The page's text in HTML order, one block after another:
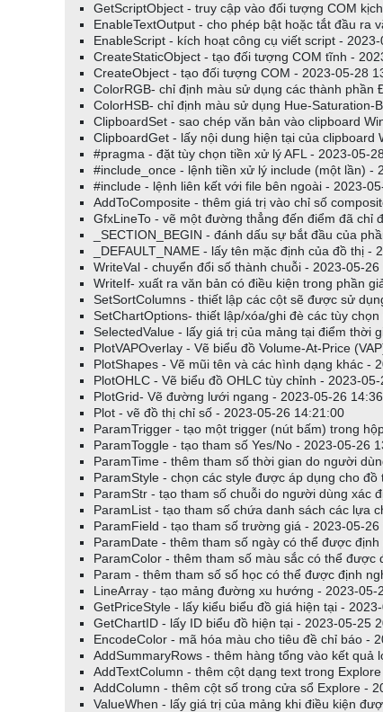
GetScriptObject - truy cập vào đối tượng COM
EnableTextOutput - cho phép bật hoặc tắt đầu ra
EnableScript - kích hoạt công cụ viết script -
CreateStaticObject - tạo đối tượng COM tĩnh -
CreateObject - tạo đối tượng COM - 2023-05-28
ColorRGB- chỉ định màu sử dụng các thành
ColorHSB- chỉ định màu sử dụng Hue-Saturation-
ClipboardSet - sao chép văn bản vào clipboard
ClipboardGet - lấy nội dung hiện tại của clipboard
#pragma - đặt tùy chọn tiền xử lý AFL - 2023-05-
#include_once - lệnh tiền xử lý include (một lần) -
#include - lệnh liên kết với file bên ngoài - 2023-
AddToComposite - thêm giá trị vào chỉ số
GfxLineTo - vẽ một đường thẳng đến điểm đã chỉ
_SECTION_BEGIN - đánh dấu sự bắt đầu của
_DEFAULT_NAME - lấy tên mặc định của đồ thị -
WriteVal - chuyển đổi số thành chuỗi - 2023-05-
WriteIf- xuất ra văn bản có điều kiện trong phần
SetSortColumns - thiết lập các cột sẽ được sử
SetChartOptions- thiết lập/xóa/ghi đè các tùy
SelectedValue - lấy giá trị của mảng tại điểm thời
PlotVAPOverlay - Vẽ biểu đồ Volume-At-Price
PlotShapes - Vẽ mũi tên và các hình dạng khác -
PlotOHLC - Vẽ biểu đồ OHLC tùy chỉnh - 2023-
PlotGrid- Vẽ đường lưới ngang - 2023-05-26
Plot - vẽ đồ thị chỉ số - 2023-05-26 14:21:00
ParamTrigger - tạo một trigger (nút bấm) trong
ParamToggle - tạo tham số Yes/No - 2023-05-26
ParamTime - thêm tham số thời gian do người
ParamStyle - chọn các style được áp dụng cho
ParamStr - tạo tham số chuỗi do người dùng xác
ParamList - tạo tham số chứa danh sách các lựa
ParamField - tạo tham số trường giá - 2023-05-26
ParamDate - thêm tham số ngày có thể được
ParamColor - thêm tham số màu sắc có thể
Param - thêm tham số số học có thể được định
LineArray - tạo mảng đường xu hướng - 2023-05-
GetPriceStyle - lấy kiểu biểu đồ giá hiện tại -
GetChartID - lấy ID biểu đồ hiện tại - 2023-05-25
EncodeColor - mã hóa màu cho tiêu đề chỉ báo -
AddSummaryRows - thêm hàng tổng vào kết quả
AddTextColumn - thêm cột dạng text trong
AddColumn - thêm cột số trong cửa sổ Explore -
ValueWhen - lấy giá trị của mảng khi điều kiện